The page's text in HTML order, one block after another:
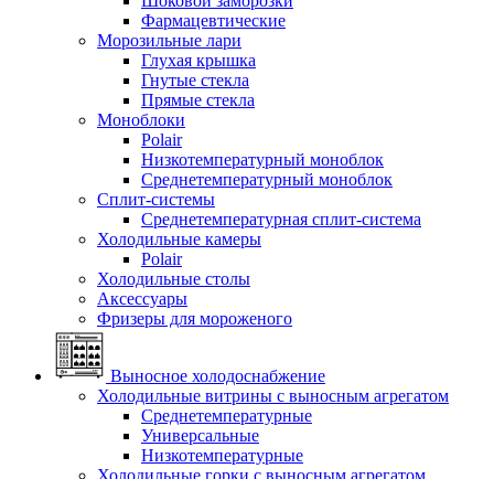
Фармацевтические
Морозильные лари
Глухая крышка
Гнутые стекла
Прямые стекла
Моноблоки
Polair
Низкотемпературный моноблок
Среднетемпературный моноблок
Сплит-системы
Среднетемпературная сплит-система
Холодильные камеры
Polair
Холодильные столы
Аксессуары
Фризеры для мороженого
Выносное холодоснабжение
Холодильные витрины с выносным агрегатом
Среднетемпературные
Универсальные
Низкотемпературные
Холодильные горки с выносным агрегатом